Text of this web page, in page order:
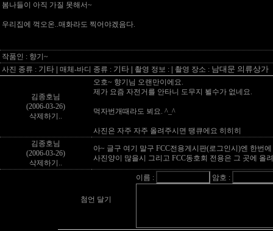
봄나들이 아직 가질 못해서~
우리집에 꺽오온..매화라도 찍어야겠음다.
작품인 : 향기~
사진 종류 : 기타 | 매체-바디 종류 : 기타 | 촬영 정보 : 촬영 장소 : 남대문 의류상가
김종호님
(2006-03-26)
삭제하기..
오호~ 향기님 오랜만이에요.
제가 요즘 자전거를 안타니 도무지 뵐수가 없네요.
먹자번개때라도 뵈요. ^_^
사진은 자주 자주 올려주시면 땡큐에요 히히히
김종호님
(2006-03-26)
삭제하기..
아~ 글구 여기 말구 FCC전용게시판(로그인시)엔 한번
사진양이 많을시 그리고 FCC동호회 전용은 그 곳에 올
첨언 달기
이름 : 암호 :